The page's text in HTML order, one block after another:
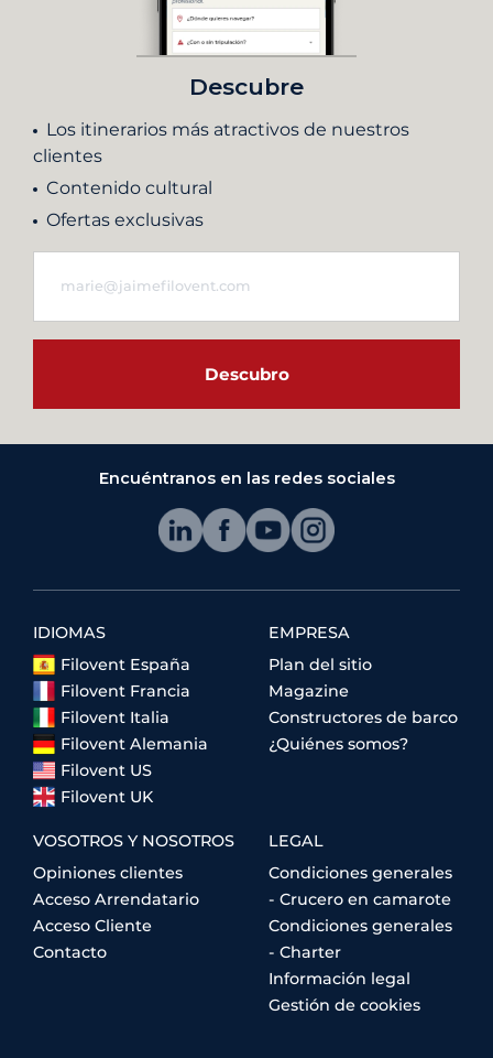
Descubre
Los itinerarios más atractivos de nuestros
clientes
Contenido cultural
Ofertas exclusivas
Descubro
Encuéntranos en las redes sociales
IDIOMAS
Filovent España
Filovent Francia
Filovent Italia
Filovent Alemania
Filovent US
Filovent UK
EMPRESA
Plan del sitio
Magazine
Constructores de barco
¿Quiénes somos?
VOSOTROS Y NOSOTROS
Opiniones clientes
Acceso Arrendatario
Acceso Cliente
Contacto
LEGAL
Condiciones generales
- Crucero en camarote
Condiciones generales
- Charter
Información legal
Gestión de cookies